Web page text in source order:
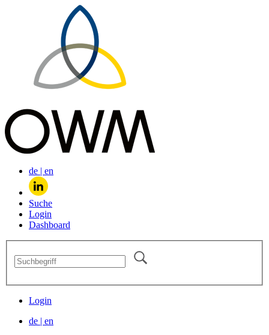
de | en
Suche
Login
Dashboard
Login
de | en